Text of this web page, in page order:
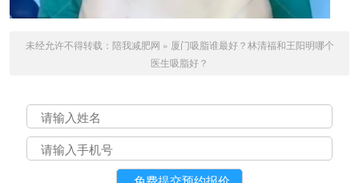
未经允许不得转载： 陪我减肥网 » 厦门吸脂谁最好？林清福和王阳明哪个
医生吸脂好？